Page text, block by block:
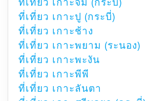
ที่เที่ยว เกาะปู (กระบี่)
ที่เที่ยว เกาะช้าง
ที่เที่ยว เกาะพยาม (ระนอง)
ที่เที่ยว เกาะพะงัน
ที่เที่ยว เกาะพีพี
ที่เที่ยว เกาะลันตา